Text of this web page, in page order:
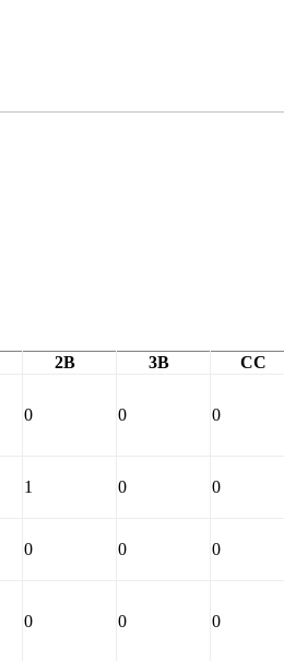
2B 3B CC
0 0 0
1 0 0
0 0 0
0 0 0